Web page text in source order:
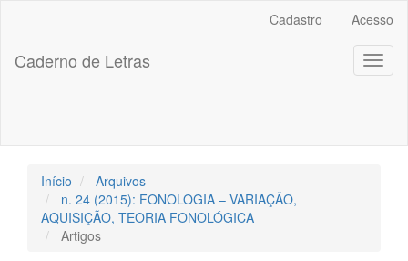
##plugins.themes.bootstrap3.accessible_menu.main_content##
##plugins.themes.bootstrap3.accessible_menu.sidebar##
Cadastro Acesso
Caderno de Letras
Início
Arquivos
n. 24 (2015): FONOLOGIA – VARIAÇÃO,
AQUISIÇÃO, TEORIA FONOLÓGICA
Artigos